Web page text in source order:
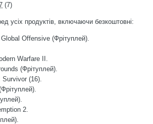
(7)
усіх продуктів, включаючи безкоштовні:
Offensive (Фрітуплей).
Warfare II.
(Фрітуплей).
(16).
2.